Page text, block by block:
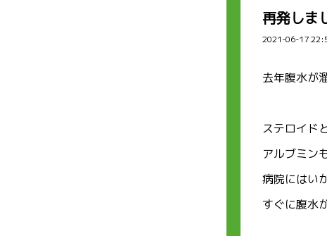
再発しま
2021-06-17
去年腹水が
ステロイド
アルブミン
病院にはい
すぐに腹水